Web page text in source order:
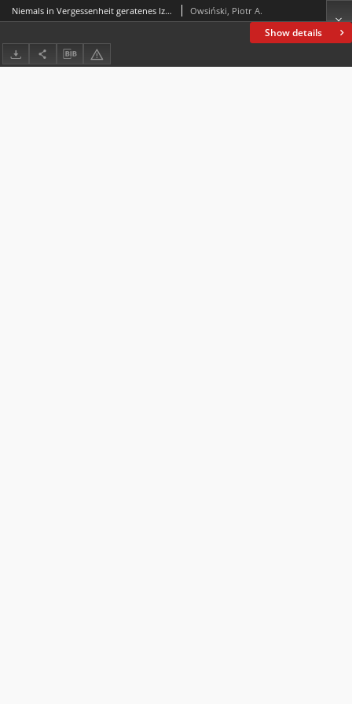
Show details
Niemals in Vergessenheit geratenes Izbica/Ischbitze Owsiński, Piotr A.